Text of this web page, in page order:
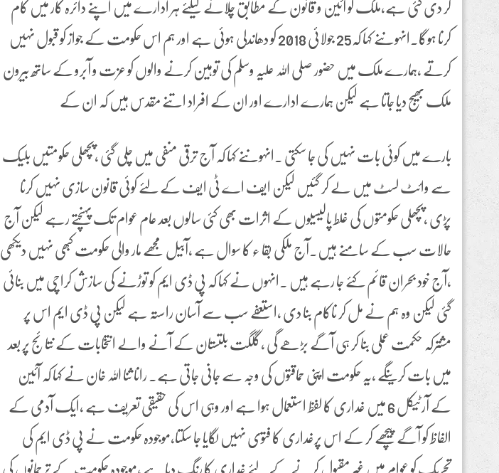
کر دی گئی ہے،ملک کو آئین و قانون کے مطابق چلانے کیلئے ہر ادارے میں اپنے دائرہ کار میں کام
کرنا ہوگا۔انہوںنے کہا کہ25 جولائی 2018 کو دھاندلی ہوئی ہے اور ہم اس حکومت کے جواز کو قبول نہیں
کرتے ،ہمارے ملک میں حضور صلی اللہ علیہ وسلم کی توہین کرنے والوں کو عزت و آبرو کے ساتھ بیرون
ملک بھیج دیا جاتا ہے لیکن ہمارے ادارے اور ان کے افراد اتنے مقدس ہیں کہ ان کے
بارے میں کوئی بات نہیں کی جا سکتی ۔انہوںنے کہا کہ آج ترقی منفی میں چلی گئی ،پچھلی حکومتیں بلیک
سے وائٹ لسٹ میں لے کر گئیں لیکن ایف اے ٹی ایف کے لئے کوئی قانون سازی نہیں کرنا
پڑی ،پچھلی حکومتوں کی غلط پالیسیوں کے اثرات بھی کئی سالوں بعد عام عوام تک پہنچتے رہے لیکن آج
حالات سب کے سامنے ہیں۔آج ملکی بقا ء کا سوال ہے ،آبیل مجھے مار والی حکومت کبھی نہیں دیکھی
،آج خود بحران قائم کئے جا رہے ہیں ۔انہوں نے کہا کہ پی ڈی ایم کو توڑنے کی سازش کراچی میں بنائی
گئی لیکن وہ ہم نے مل کر ناکام بنا دی ،استعفے سب سے آسان راستہ ہے لیکن پی ڈی ایم اس پر
مشترکہ حکمت عملی بنا کر ہی آگے بڑھے گی ،گلگت بلتستان کے آنے والے انتخابات کے نتائج پر بعد
میں بات کرینگے ،یہ حکومت اپنی حماقتوں کی وجہ سے جانی جاتی ہے۔ رانا ثنا اللہ خان نے کہا کہ آئین
کے آرٹیکل 6 میں غداری کا لفظ استعمال ہوا ہے اور وہی اس کی حقیقی تعریف ہے ،ایک آدمی کے
الفاظ کو آگے پیچھے کر کے اس پرغداری کا فتوی نہیں لگایا جا سکتا،موجودہ حکومت نے پی ڈی ایم کی
تحریک کو عوام میں غیر مقبول کرنے کے لئے غداری کا رنگ دیا ہے ،موجودہ حکومت کے ترجمانوں کی